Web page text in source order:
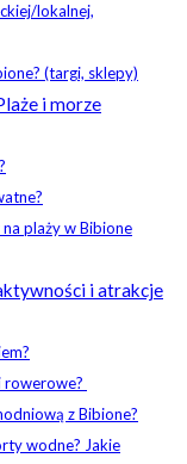
lokalnej,
(targi, sklepy)
i morze
plaży w Bibione
i atrakcje
rowerowe?
z Bibione?
wodne? Jakie